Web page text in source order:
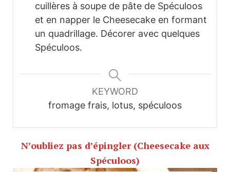
cuillères à soupe de pâte de Spéculoos
et en napper le Cheesecake en formant
un quadrillage. Décorer avec quelques
Spéculoos.
KEYWORD
fromage frais, lotus, spéculoos
N’oubliez pas d’épingler (Cheesecake aux
Spéculoos)